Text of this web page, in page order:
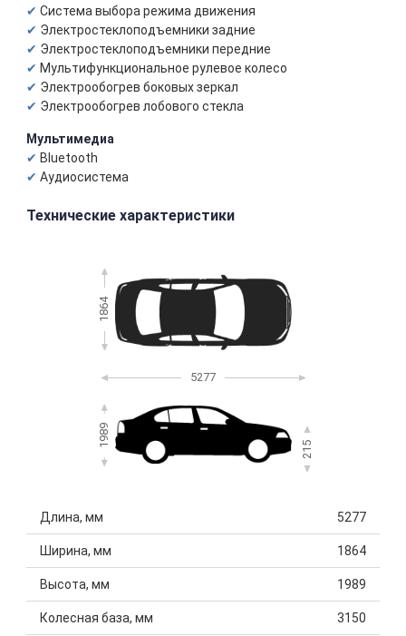
Система выбора режима движения
Электростеклоподъемники задние
Электростеклоподъемники передние
Мультифункциональное рулевое колесо
Электрообогрев боковых зеркал
Электрообогрев лобового стекла
Мультимедиа
Bluetooth
Аудиосистема
Технические характеристики
1864
5277
1989
215
Длина, мм 5277
Ширина, мм 1864
Высота, мм 1989
Колесная база, мм 3150